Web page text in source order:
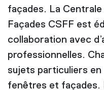
façades. La
Façades CSFF est
collaboration avec
professionnelles.
sujets particuliers en
fenêtres et façades.